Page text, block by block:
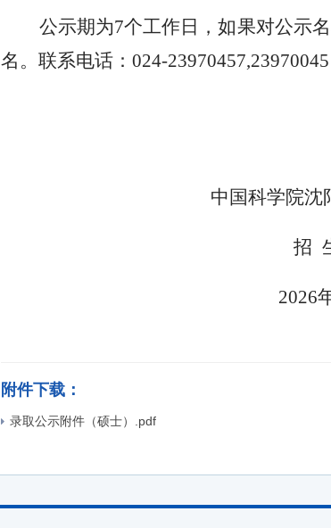
公示期为7个工作日，如果对公示
名。联系电话： 024-23970457,23970045
中国科学院沈
招
2026
附件下载：
录取公示附件（硕士）.pdf